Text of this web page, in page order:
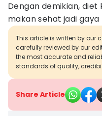
Dengan demikian,
makan sehat jadi
This article is written by our
carefully reviewed by our
the most accurate and
standards of quality,
Share Article